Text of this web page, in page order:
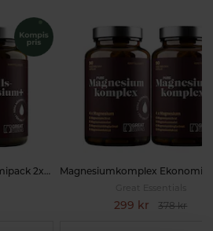
Kvällsmagnesium+ Ekonomipack 2x90k
Great Essentials
299 kr 378 kr